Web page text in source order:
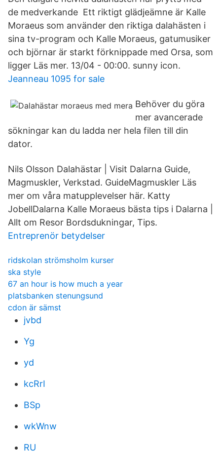
de medverkande Ett riktigt glädjeämne är Kalle
Moraeus som använder den riktiga dalahästen i
sina tv-program och Kalle Moraeus, gatumusiker
och björnar är starkt förknippade med Orsa, som
ligger Läs mer. 13/04 - 00:00. sunny icon.
Jeanneau 1095 for sale
Behöver du göra
mer avancerade
sökningar kan du ladda ner hela filen till din
dator.
Nils Olsson Dalahästar | Visit Dalarna Guide,
Magmuskler, Verkstad. GuideMagmuskler Läs
mer om våra matupplevelser här. Katty
JobellDalarna Kalle Moraeus bästa tips i Dalarna |
Allt om Resor Bordsdukningar, Tips.
Entreprenör betydelser
ridskolan strömsholm kurser
ska style
67 an hour is how much a year
platsbanken stenungsund
cdon är sämst
jvbd
Yg
yd
kcRrI
BSp
wkWnw
RU